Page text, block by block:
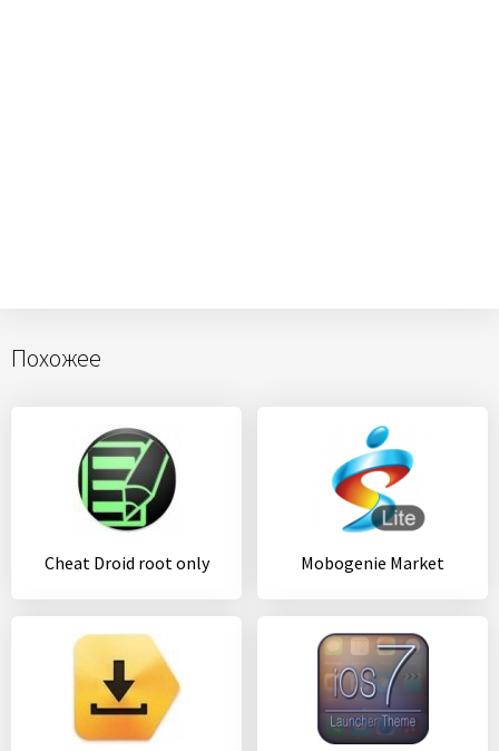
Похожее
Cheat Droid root only Mobogenie Market